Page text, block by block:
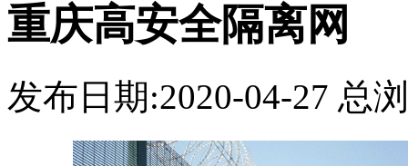
重庆高安全隔离网
发布日期:2020-04-27 总